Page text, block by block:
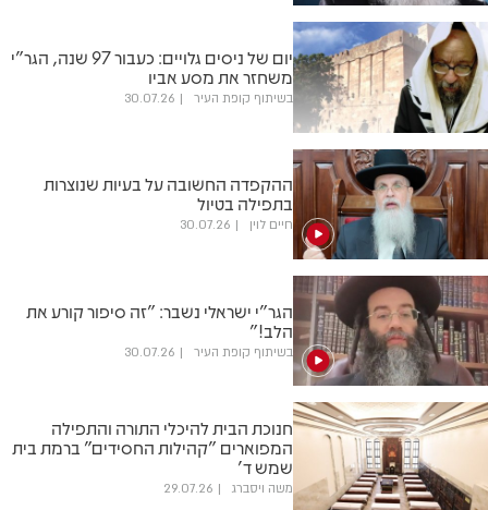
יום של ניסים גלויים: כעבור 97 שנה, הגר"י
משחזר את מסע אביו
בשיתוף קופת העיר 30.07.26
ההקפדה החשובה על בעיות שנוצרות
בתפילה בטיול
חיים לוין 30.07.26
הגר"י ישראלי נשבר: "זה סיפור קורע את
הלב!"
בשיתוף קופת העיר 30.07.26
חנוכת הבית להיכלי התורה והתפילה
המפוארים "קהילות החסידים" ברמת בית
שמש ד'
משה ויסברג 29.07.26